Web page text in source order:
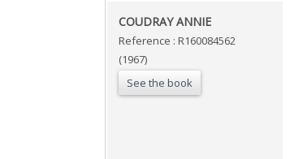
‎COUDRAY ANNIE‎
Reference : R160084562
(1967)
See the book